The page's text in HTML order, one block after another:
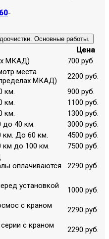
-
Основные работы.
Цена
МКАД)
700 руб.
места
МКАД)
2200 руб.
км.
900 руб.
км.
1100 руб.
км.
1300 руб.
40 км.
3000 руб.
До 60 км.
4500 руб.
до 100 км.
7500 руб.
оплачиваются
2290 руб.
установкой
1000 руб.
с краном
2290 руб.
с краном
2290 руб.